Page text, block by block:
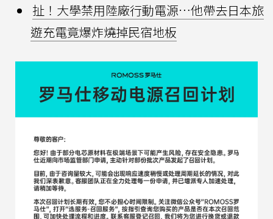
扯！大學禁用陸廠行動電源…他帶去日本旅
遊充電竟爆炸燒掉民宿地板